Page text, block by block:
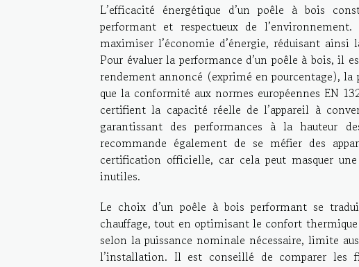
L’efficacité énergétique d’un poêle à bois
performant et respectueux de
maximiser l’économie d’énergie, réduisant
Pour évaluer la performance d’un poêle à bois, il
rendement annoncé (exprimé en pourcentage),
que la conformité aux normes européennes EN
certifient la capacité réelle de l’appareil à
garantissant des performances à la hauteur
recommande également de se méfier des
certification officielle, car cela peut masquer
inutiles.
Le choix d’un poêle à bois performant se
chauffage, tout en optimisant le confort
selon la puissance nominale nécessaire, limite
l’installation. Il est conseillé de comparer les